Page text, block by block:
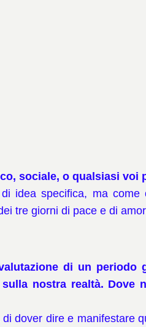
sociale, o qualsiasi voi
idea specifica, ma
tre giorni di pace e di
di un periodo
nostra realtà. Dove
dover dire e